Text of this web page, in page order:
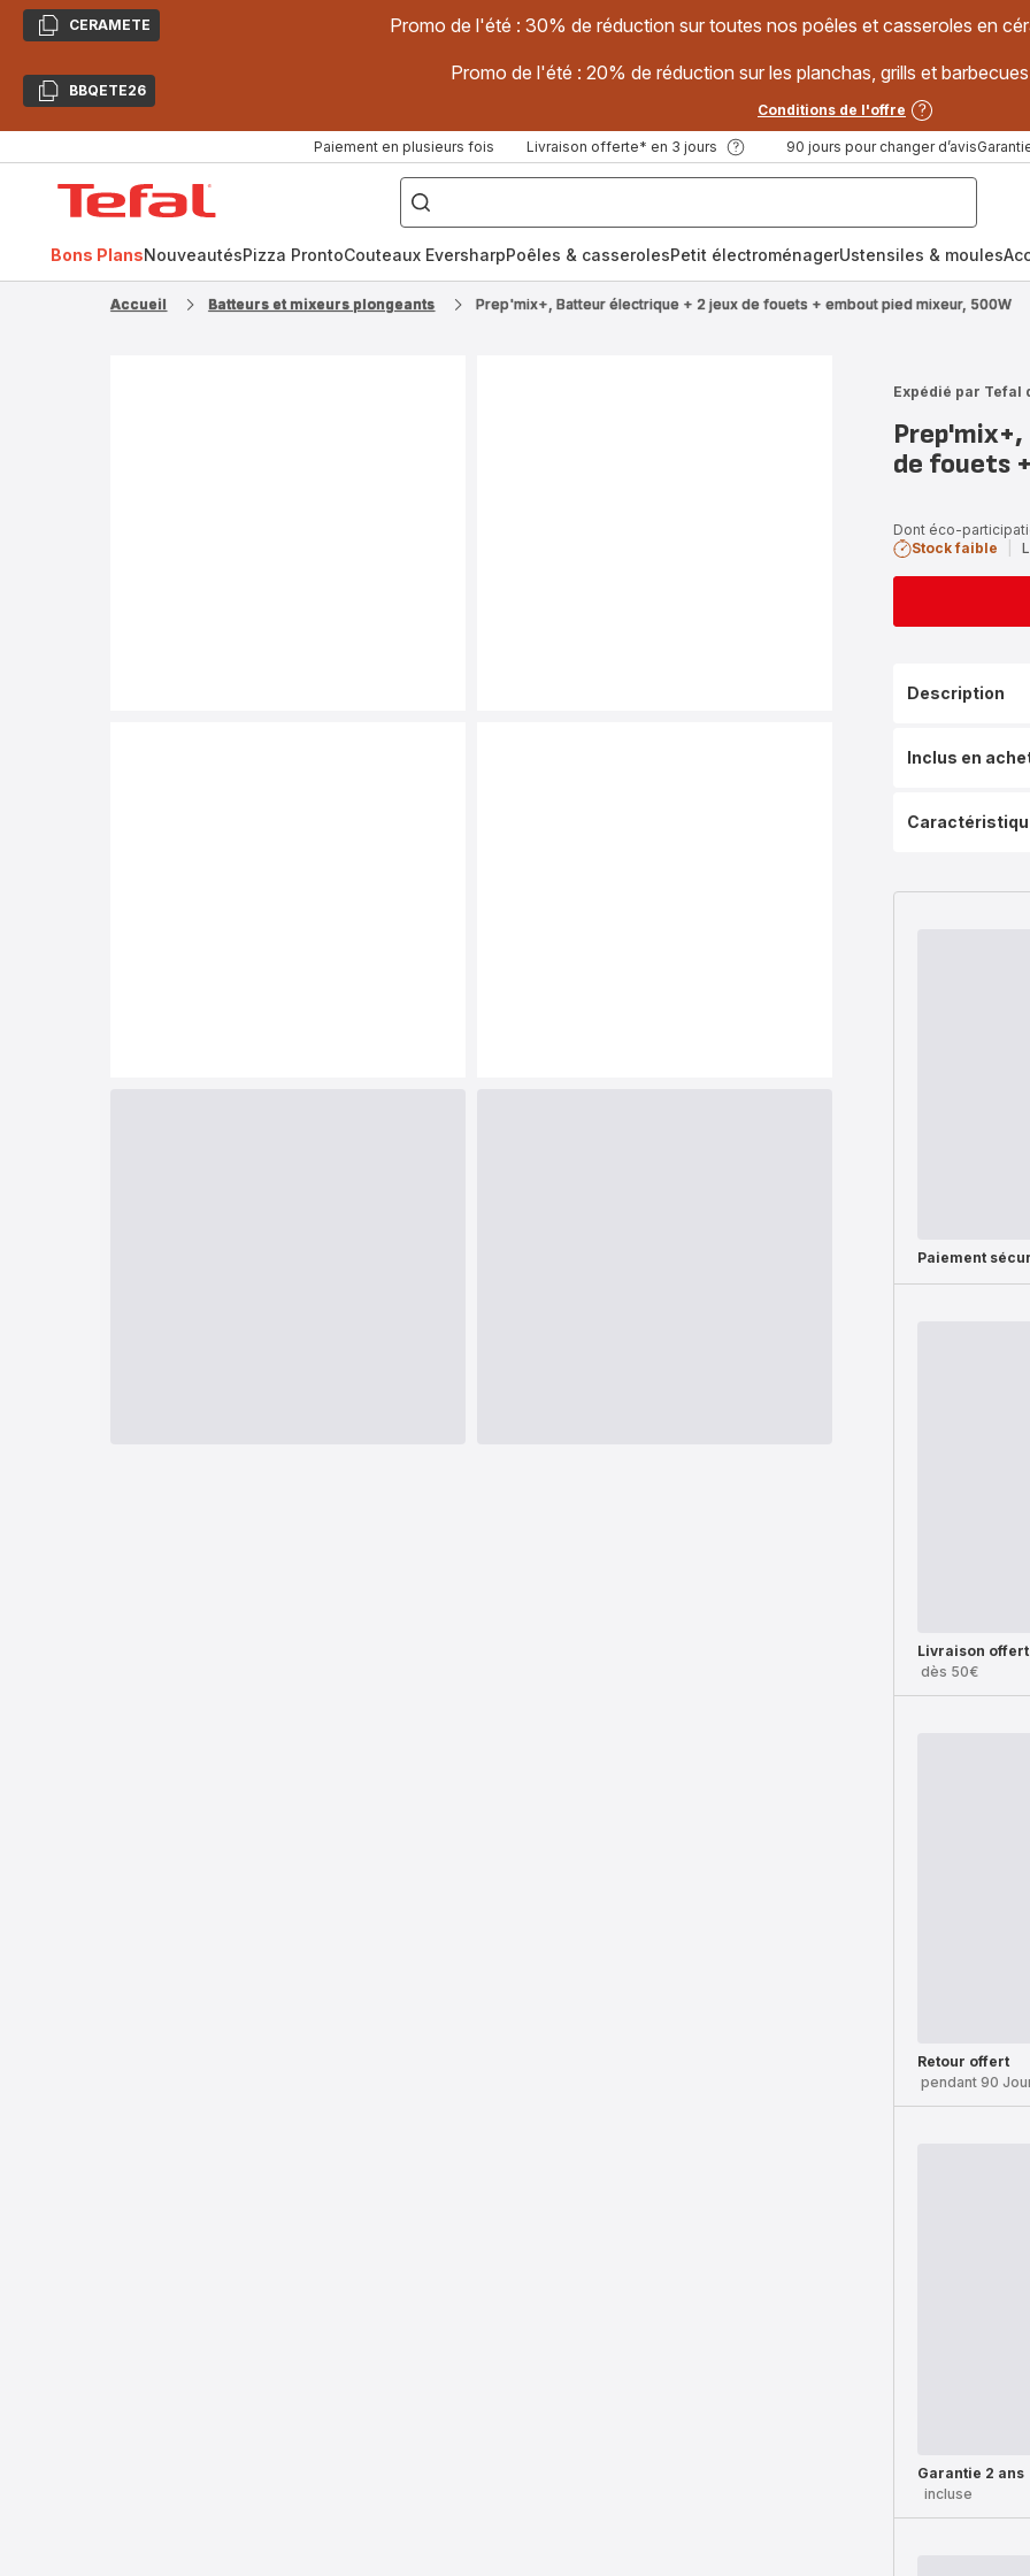
CopierCERAMETE Promo de l'été : 30% de réduction sur toutes nos poêles et casseroles en
CopierBBQETE26
Promo de l'été : 20% de réduction sur les planchas, grills et
Conditions de l'offre
Paiement en plusieurs fois Livraison offerte* en 3 jours 90 jours pour changer d’avis
["Poêles
inox,
Cake
Factory,
Bons PlansNouveautésPizza ProntoCouteaux EversharpPoêles & casserolesPetit électroménagerUstensiles & moules
Accueil Batteurs et mixeurs plongeants Prep'mix+, Batteur électrique + 2 jeux de fouets + embout pied mixeur, 500W
Expédié par Tefal
de fouets
Dont éco-
Stock faible
Description
Inclus en
Paiement
Livraison
dès 50€
Retour offert
pendant 90
Garantie 2 ans
incluse